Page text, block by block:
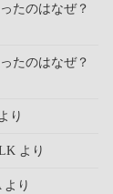
たのはなぜ？
たのはなぜ？
り
より
より